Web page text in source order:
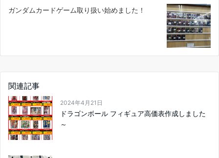
ガンダムカードゲーム取り扱い始めました！
関連記事
2024年4月21日
ドラゴンボール フィギュア高価表作成しました
～